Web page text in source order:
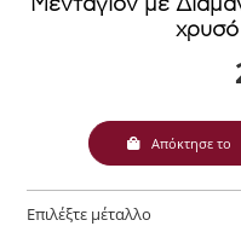
Μενταγιόν με
χρυσό
Απόκτησε το
Επιλέξτε μέταλλο